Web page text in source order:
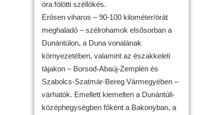
óra fölötti széllökés.
Erősen viharos – 90-100 kilométer/órát
meghaladó – szélrohamok elsősorban a
Dunántúlon, a Duna vonalának
környezetében, valamint az északkeleti
tájakon – Borsod-Abaúj-Zemplén és
Szabolcs-Szatmár-Bereg Vármegyében –
várhatók. Emellett kiemelten a Dunántúli-
középhegységben főként a Bakonyban, a